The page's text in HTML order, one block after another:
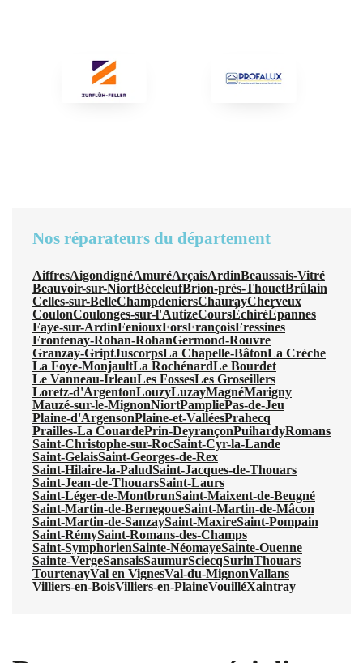
Nos réparateurs du département
AiffresAigondignéAmuréArçaisArdinBeaussais-Vitré
Beauvoir-sur-NiortBéceleufBrion-près-ThouetBrûlain
Celles-sur-BelleChampdeniersChaurayCherveux
CoulonCoulonges-sur-l'AutizeCoursÉchiréÉpannes
Faye-sur-ArdinFeniouxForsFrançoisFressines
Frontenay-Rohan-RohanGermond-Rouvre
Granzay-GriptJuscorpsLa Chapelle-BâtonLa Crèche
La Foye-MonjaultLa RochénardLe Bourdet
Le Vanneau-IrleauLes FossesLes Groseillers
Loretz-d'ArgentonLouzyLuzayMagnéMarigny
Mauzé-sur-le-MignonNiortPampliePas-de-Jeu
Plaine-d'ArgensonPlaine-et-ValléesPrahecq
Prailles-La CouardePrin-DeyrançonPuihardyRomans
Saint-Christophe-sur-RocSaint-Cyr-la-Lande
Saint-GelaisSaint-Georges-de-Rex
Saint-Hilaire-la-PaludSaint-Jacques-de-Thouars
Saint-Jean-de-ThouarsSaint-Laurs
Saint-Léger-de-MontbrunSaint-Maixent-de-Beugné
Saint-Martin-de-BernegoueSaint-Martin-de-Mâcon
Saint-Martin-de-SanzaySaint-MaxireSaint-Pompain
Saint-RémySaint-Romans-des-Champs
Saint-SymphorienSainte-NéomayeSainte-Ouenne
Sainte-VergeSansaisSaumurSciecqSurinThouars
TourtenayVal en VignesVal-du-MignonVallans
Villiers-en-BoisVilliers-en-PlaineVouilléXaintray